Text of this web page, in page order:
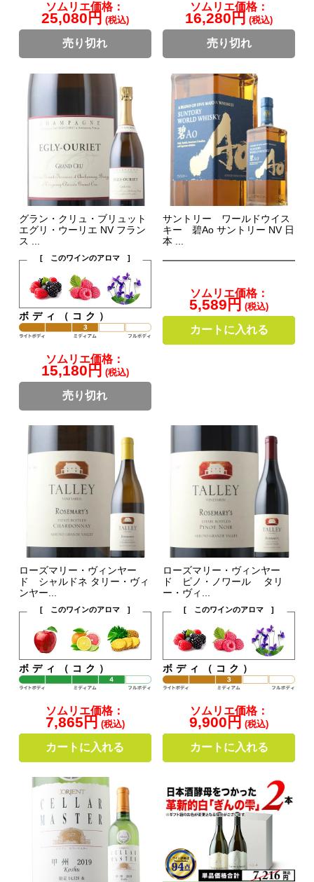
ソムリエ価格：
25,080円 (税込)
売り切れ
ソムリエ価格：
16,280円 (税込)
売り切れ
グラン・クリュ・ブリュット
エグリ・ウーリエ NV フラン
ス ...
[ このワインのアロマ ]
ボディ（コク）
ソムリエ価格：
15,180円 (税込)
売り切れ
サントリー ワールドウイス
キー 碧Ao サントリー NV 日
本 ...
ソムリエ価格：
5,589円 (税込)
カートに入れる
ローズマリー・ヴィンヤー
ド シャルドネ タリー・ヴィ
ンヤー...
[ このワインのアロマ ]
ボディ（コク）
ソムリエ価格：
7,865円 (税込)
カートに入れる
ローズマリー・ヴィンヤー
ド ピノ・ノワール タリ
ー・ヴィ...
[ このワインのアロマ ]
ボディ（コク）
ソムリエ価格：
9,900円 (税込)
カートに入れる